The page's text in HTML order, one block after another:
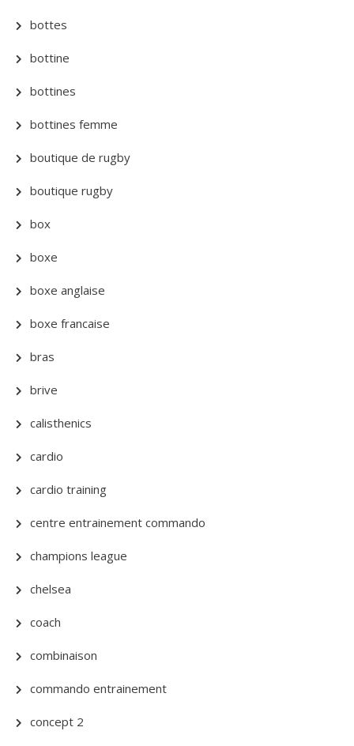
bottes
bottine
bottines
bottines femme
boutique de rugby
boutique rugby
box
boxe
boxe anglaise
boxe francaise
bras
brive
calisthenics
cardio
cardio training
centre entrainement commando
champions league
chelsea
coach
combinaison
commando entrainement
concept 2